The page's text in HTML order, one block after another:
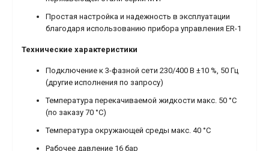
Простая настройка и надежность в эксплуатации
благодаря использованию прибора управления ER-1
Технические характеристики
Подключение к 3-фазной сети 230/400 В ±10 %, 50 Гц
(другие исполнения по запросу)
Температура перекачиваемой жидкости макс. 50 °C
(по заказу 70 °C)
Температура окружающей среды макс. 40 °C
Рабочее давление 16 бар